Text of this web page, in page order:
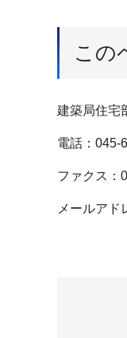
この
建築局住宅
電話：045-
ファクス：
メールアド